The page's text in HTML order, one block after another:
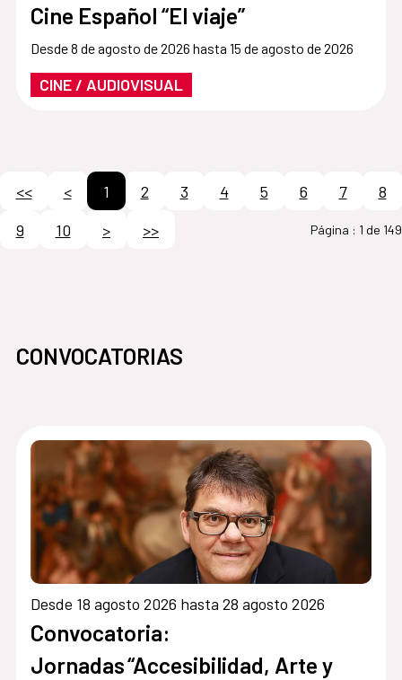
Cine Español “El viaje”
Desde 8 de agosto de 2026 hasta 15 de agosto de 2026
CINE / AUDIOVISUAL
<< < 1 2 3 4 5 6 7
8
9
10 > >> Página : 1 de 149
CONVOCATORIAS
Desde 18 agosto 2026 hasta 28 agosto 2026
Convocatoria:
Jornadas “Accesibilidad, Arte y